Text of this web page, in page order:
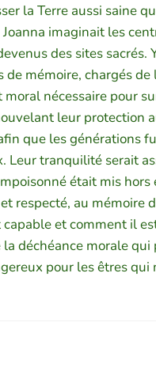
la Terre aussi saine
imaginait les
des sites sacrés.
de mémoire, chargés
nécessaire pour
leur protection
que les générations
Leur tranquilité serait
était mis hors
respecté, au mémoire
et comment il
déchéance morale qui
pour les êtres qui